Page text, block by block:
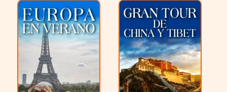
DESDE
MXN 65,000
Por persona en
Hab. Doble
DESDE
USD 6,699
Por persona en
Hab. Doble
15 Días